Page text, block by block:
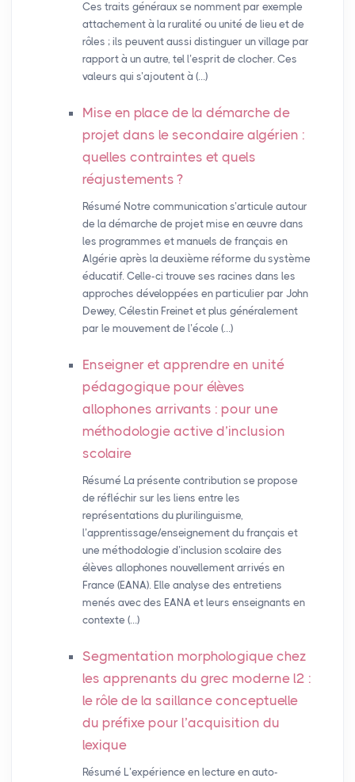
Ces traits généraux se nomment par exemple
attachement à la ruralité ou unité de lieu et de
rôles ; ils peuvent aussi distinguer un village par
rapport à un autre, tel l’esprit de clocher. Ces
valeurs qui s’ajoutent à (…)
Mise en place de la démarche de
projet dans le secondaire algérien :
quelles contraintes et quels
réajustements ?
Résumé Notre communication s’articule autour
de la démarche de projet mise en œuvre dans
les programmes et manuels de français en
Algérie après la deuxième réforme du système
éducatif. Celle-ci trouve ses racines dans les
approches développées en particulier par John
Dewey, Célestin Freinet et plus généralement
par le mouvement de l’école (…)
Enseigner et apprendre en unité
pédagogique pour élèves
allophones arrivants : pour une
méthodologie active d’inclusion
scolaire
Résumé La présente contribution se propose
de réfléchir sur les liens entre les
représentations du plurilinguisme,
l’apprentissage/enseignement du français et
une méthodologie d’inclusion scolaire des
élèves allophones nouvellement arrivés en
France (EANA). Elle analyse des entretiens
menés avec des EANA et leurs enseignants en
contexte (…)
Segmentation morphologique chez
les apprenants du grec moderne l2 :
le rôle de la saillance conceptuelle
du préfixe pour l’acquisition du
lexique
Résumé L’expérience en lecture en auto-